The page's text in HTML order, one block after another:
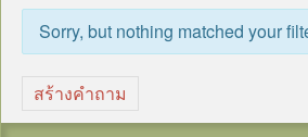
ภารกิจ/กิจกรรม
มาตรการป้องกันการทุจริต
หน่วยตรวจสอบภายใน
ศูนย์บริการร่วม (Oss)
Sorry, but nothing matched your
สร้างคำถาม